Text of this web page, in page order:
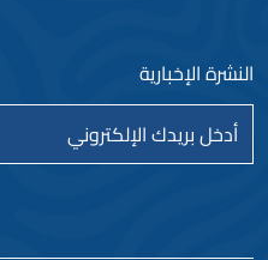
النشرة الإخبارية